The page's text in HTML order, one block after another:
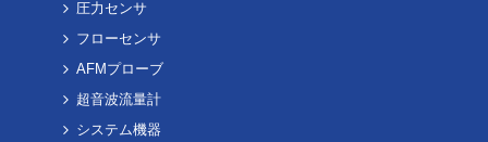
圧力センサ
フローセンサ
AFMプローブ
超音波流量計
システム機器